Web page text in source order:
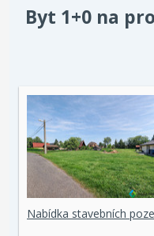
Byt 1+0 na
Nabídka stavebních